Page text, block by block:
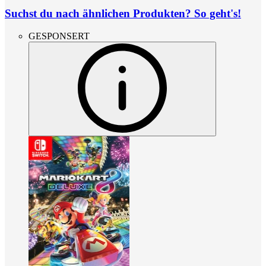
Suchst du nach ähnlichen Produkten? So geht's!
GESPONSERT